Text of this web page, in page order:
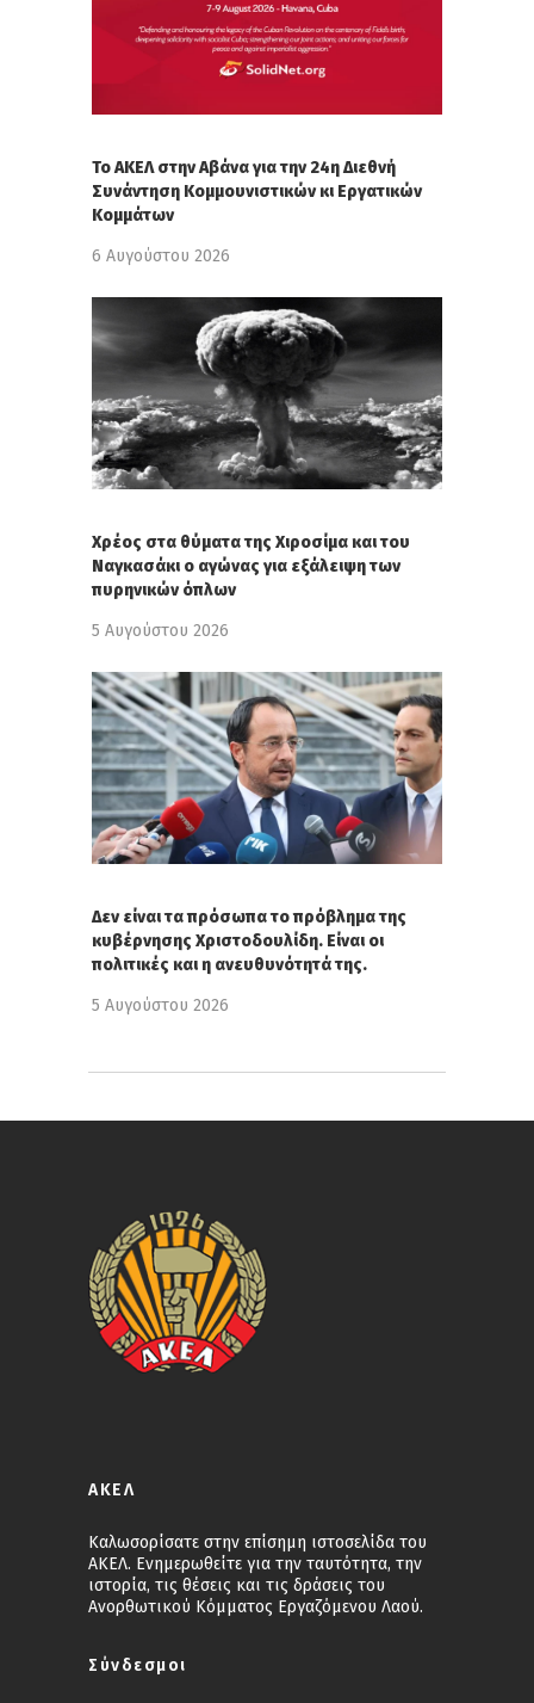
Το ΑΚΕΛ στην Αβάνα για την 24η Διεθνή
Συνάντηση Κομμουνιστικών κι Εργατικών
Κομμάτων
6 Αυγούστου 2026
Χρέος στα θύματα της Χιροσίμα και του
Ναγκασάκι ο αγώνας για εξάλειψη των
πυρηνικών όπλων
5 Αυγούστου 2026
Δεν είναι τα πρόσωπα το πρόβλημα της
κυβέρνησης Χριστοδουλίδη. Είναι οι
πολιτικές και η ανευθυνότητά της.
5 Αυγούστου 2026
ΑΚΕΛ
Καλωσορίσατε στην επίσημη ιστοσελίδα του
ΑΚΕΛ. Ενημερωθείτε για την ταυτότητα, την
ιστορία, τις θέσεις και τις δράσεις του
Ανορθωτικού Κόμματος Εργαζόμενου Λαού.
Σύνδεσμοι